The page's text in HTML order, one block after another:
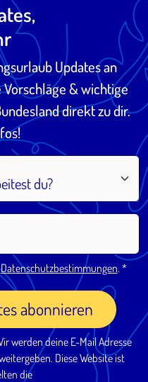
Updates an
& wichtige
direkt zu dir.
Datenschutzbestimmungen.
abonnieren
werden deine E-Mail Adresse
Diese Website ist
die